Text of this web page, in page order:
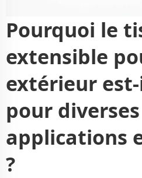
Pourquoi le
extensible
extérieur
pour diverses
applications
?